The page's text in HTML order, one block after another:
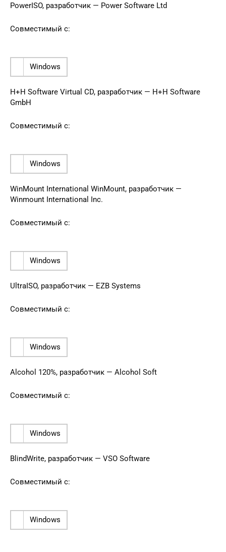
PowerISO, разработчик — Power Software Ltd
Совместимый с:
Windows
H+H Software Virtual CD, разработчик — H+H Software
GmbH
Совместимый с:
Windows
WinMount International WinMount, разработчик —
Winmount International Inc.
Совместимый с:
Windows
UltraISO, разработчик — EZB Systems
Совместимый с:
Windows
Alcohol 120%, разработчик — Alcohol Soft
Совместимый с:
Windows
BlindWrite, разработчик — VSO Software
Совместимый с:
Windows